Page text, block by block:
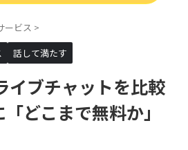
ービス >
話して満たす
イブチャットを比較
どこまで無料か」